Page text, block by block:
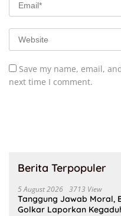
Save my name, email,
next time I comment.
Berita Terpopuler
5 August 2026 3713 View
Tanggung Jawab Moral,
Golkar Laporkan